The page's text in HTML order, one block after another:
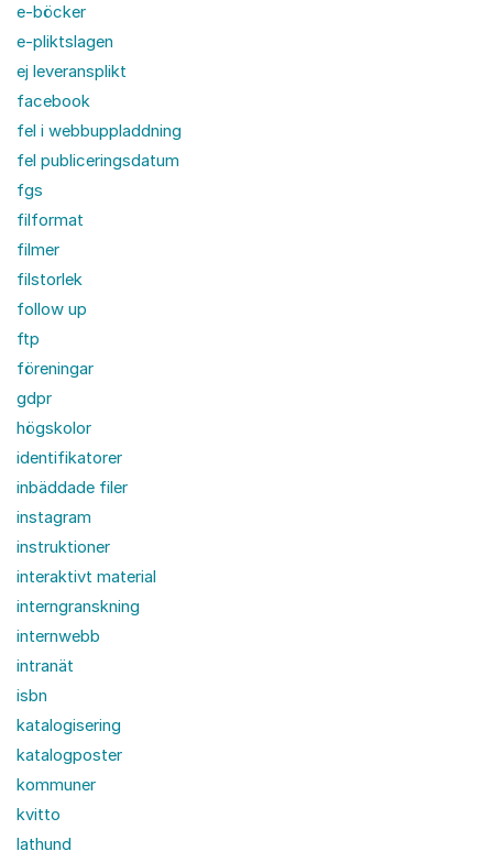
e-böcker
e-pliktslagen
ej leveransplikt
facebook
fel i webbuppladdning
fel publiceringsdatum
fgs
filformat
filmer
filstorlek
follow up
ftp
föreningar
gdpr
högskolor
identifikatorer
inbäddade filer
instagram
instruktioner
interaktivt material
interngranskning
internwebb
intranät
isbn
katalogisering
katalogposter
kommuner
kvitto
lathund